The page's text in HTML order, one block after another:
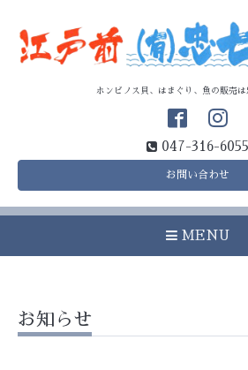
ホンビノス貝、はまぐり、魚の販売
047-316-6055
お問い合わせ
MENU
お知らせ